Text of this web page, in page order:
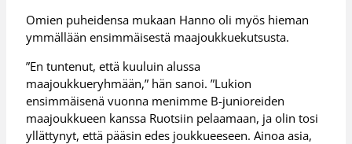
Omien puheidensa mukaan Hanno oli myös hieman
ymmällään ensimmäisestä maajoukkuekutsusta.
”En tuntenut, että kuuluin alussa
maajoukkueryhmään,” hän sanoi. ”Lukion
ensimmäisenä vuonna menimme B-junioreiden
maajoukkueen kanssa Ruotsiin pelaamaan, ja olin tosi
yllättynyt, että pääsin edes joukkueeseen. Ainoa asia,